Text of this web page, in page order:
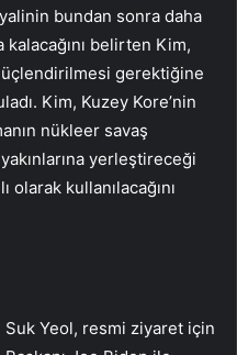
bundan sonra daha
belirten Kim,
güçlendirilmesi gerektiğine
Kim, Kuzey Kore’nin
nükleer savaş
yerleştireceği
olarak kullanılacağını
Yeol, resmi ziyaret için